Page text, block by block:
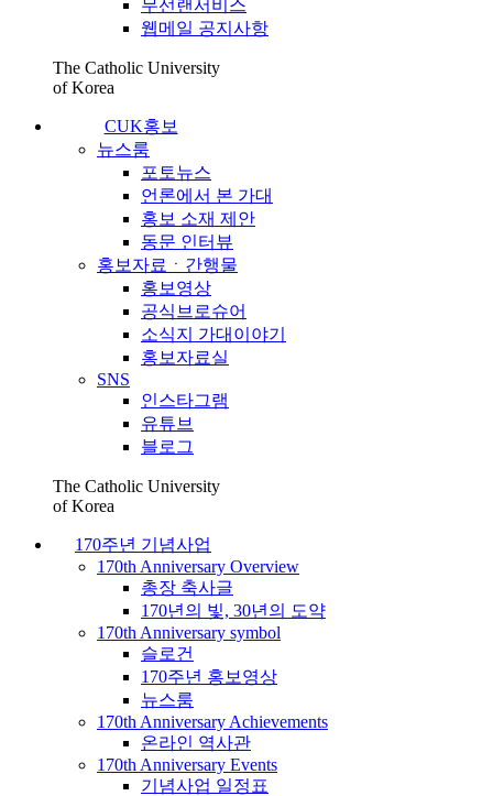
무선랜서비스
웹메일 공지사항
The Catholic University
of Korea
CUK홍보
뉴스룸
포토뉴스
언론에서 본 가대
홍보 소재 제안
동문 인터뷰
홍보자료ㆍ간행물
홍보영상
공식브로슈어
소식지 가대이야기
홍보자료실
SNS
인스타그램
유튜브
블로그
The Catholic University
of Korea
170주년 기념사업
170th Anniversary Overview
총장 축사글
170년의 빛, 30년의 도약
170th Anniversary symbol
슬로건
170주년 홍보영상
뉴스룸
170th Anniversary Achievements
온라인 역사관
170th Anniversary Events
기념사업 일정표